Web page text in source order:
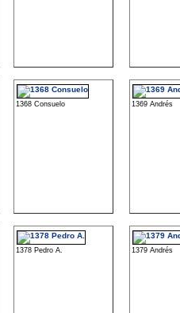
1368 Consuelo 1369 Andrés
1378 Pedro A. 1379 Andrés